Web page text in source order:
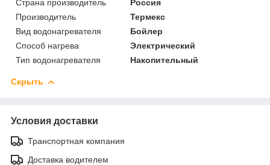
Страна производитель
Россия
Производитель
Термекс
Вид водонагревателя
Бойлер
Способ нагрева
Электрический
Тип водонагревателя
Накопительный
Скрыть
Условия доставки
Транспортная компания
Доставка водителем